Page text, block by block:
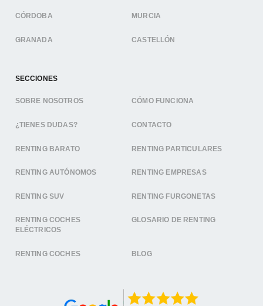
CÓRDOBA MURCIA
GRANADA CASTELLÓN
SECCIONES
SOBRE NOSOTROS CÓMO FUNCIONA
¿TIENES DUDAS? CONTACTO
RENTING BARATO RENTING PARTICULARES
RENTING AUTÓNOMOS RENTING EMPRESAS
RENTING SUV RENTING FURGONETAS
RENTING COCHES
ELÉCTRICOS
GLOSARIO DE RENTING
RENTING COCHES BLOG